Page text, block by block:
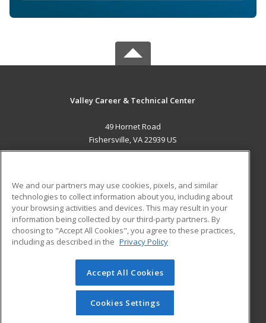
Valley Career & Technical Center
49 Hornet Road
Fishersville, VA 22939 US
ADDITIONAL RESOURCES
Military
Financial Assistance
Help
Student Blog
© 2026 ed2go, a division of Cengage Learning. All rights
reserved. The material on this site cannot be reproduced or
redistributed unless you have obtained prior written
permission from Cengage Learning.Privacy Policy
We and our partners may use cookies, pixels, and similar
technologies to collect information about you, including about
your browsing activities and devices. This may result in your
information being collected by our third-party partners. By
choosing to "Accept All Cookies", you agree to these practices,
including as described in the Privacy Policy
Accept All Cookies
Cookies Settings